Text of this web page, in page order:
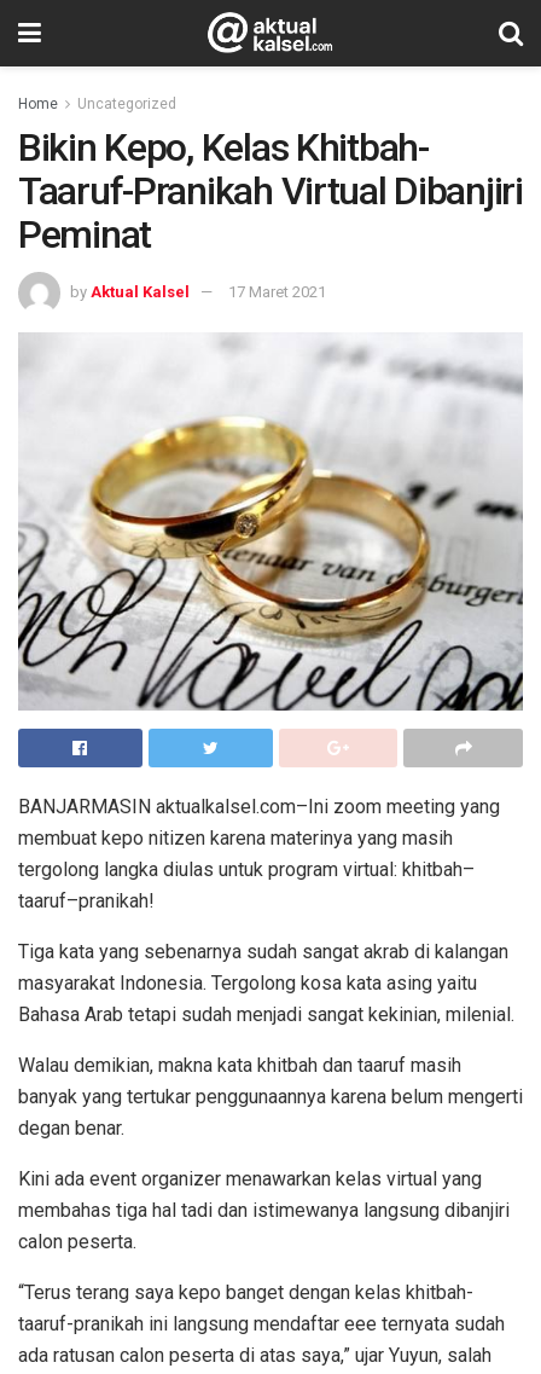
Home Uncategorized
Bikin Kepo, Kelas Khitbah-
Taaruf-Pranikah Virtual Dibanjiri
Peminat
by Aktual Kalsel 17 Maret 2021
BANJARMASIN aktualkalsel.com–Ini zoom meeting yang
membuat kepo nitizen karena materinya yang masih
tergolong langka diulas untuk program virtual: khitbah–
taaruf–pranikah!
Tiga kata yang sebenarnya sudah sangat akrab di kalangan
masyarakat Indonesia. Tergolong kosa kata asing yaitu
Bahasa Arab tetapi sudah menjadi sangat kekinian, milenial.
Walau demikian, makna kata khitbah dan taaruf masih
banyak yang tertukar penggunaannya karena belum mengerti
degan benar.
Kini ada event organizer menawarkan kelas virtual yang
membahas tiga hal tadi dan istimewanya langsung dibanjiri
calon peserta.
“Terus terang saya kepo banget dengan kelas khitbah-
taaruf-pranikah ini langsung mendaftar eee ternyata sudah
ada ratusan calon peserta di atas saya,” ujar Yuyun, salah